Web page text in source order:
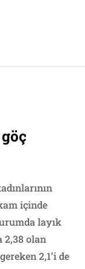
içinde
layık
2,38 olan
2,1’i de